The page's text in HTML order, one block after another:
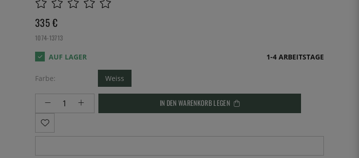
335 €
1074-13713
1-4 ARBEITSTAGE
Farbe: Weiss
IN DEN WARENKORB LEGEN